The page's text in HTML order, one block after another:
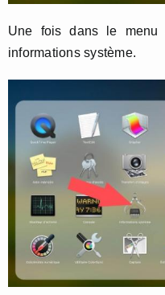
Une fois dans le menu
informations système.